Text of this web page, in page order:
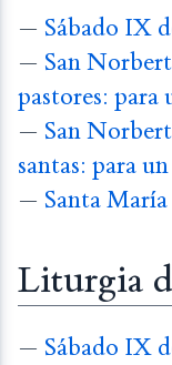
— Sábado IX
— San
pastores: para
— San
santas: para
— Santa María
Liturgia
— Sábado IX